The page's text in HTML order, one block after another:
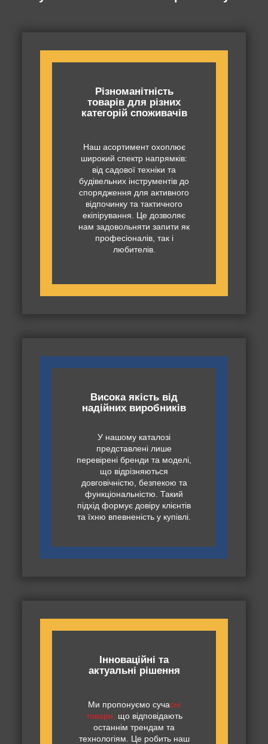
Різноманітність
товарів для різних
категорій споживачів
Наш асортимент охоплює
широкий спектр напрямків:
від садової техніки та
будівельних інструментів до
спорядження для активного
відпочинку та тактичного
екіпірування. Це дозволяє
нам задовольняти запити як
професіоналів, так і
любителів.
Висока якість від
надійних виробників
У нашому каталозі
представлені лише
перевірені бренди та моделі,
що відрізняються
довговічністю, безпекою та
функціональністю. Такий
підхід формує довіру клієнтів
та їхню впевненість у купівлі.
Інноваційні та
актуальні рішення
Ми пропонуємо сучасні
товари,
що відповідають
останнім трендам та
технологіям. Це робить наш